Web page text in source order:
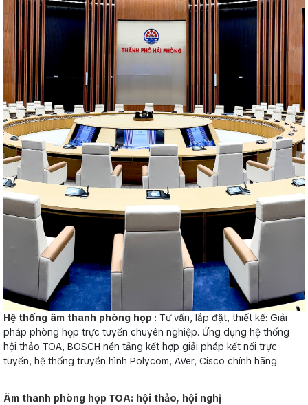
Hệ thống âm thanh phòng họp : Tư vấn, lắp đặt, thiết kế: Giải
pháp phòng họp trực tuyến chuyên nghiệp. Ứng dụng hệ thống
hội thảo TOA, BOSCH nền tảng kết hợp giải pháp kết nối trực
tuyến, hệ thống truyền hình Polycom, AVer, Cisco chính hãng
Âm thanh phòng họp TOA: hội thảo, hội nghị